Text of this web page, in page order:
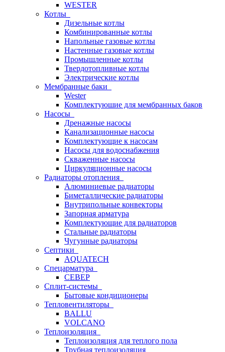
WESTER
Котлы
Дизельные котлы
Комбинированные котлы
Напольные газовые котлы
Настенные газовые котлы
Промышленные котлы
Твердотопливные котлы
Электрические котлы
Мембранные баки
Wester
Комплектуюшие для мембранных баков
Насосы
Дренажные насосы
Канализационные насосы
Комплектующие к насосам
Насосы для водоснабжения
Скваженные насосы
Циркуляционные насосы
Радиаторы отопления
Алюминиевые радиаторы
Биметаллические радиаторы
Внутрипольные конвекторы
Запорная арматура
Комплектующие для радиаторов
Стальные радиаторы
Чугунные радиаторы
Септики
AQUATECH
Спецарматура
СЕВЕР
Сплит-системы
Бытовые кондиционеры
Тепловентиляторы
BALLU
VOLCANO
Теплоизоляция
Теплоизоляция для теплого пола
Трубная теплоизоляция